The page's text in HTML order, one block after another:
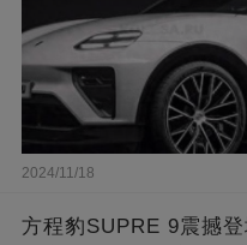
2024/11/18
方程豹SUPRE 9震撼